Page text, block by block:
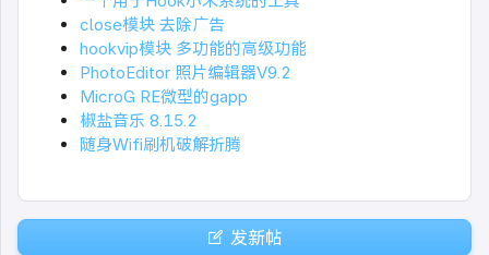
close模块 去除广告
hookvip模块 多功能的高级功能
PhotoEditor 照片编辑器V9.2
MicroG RE微型的gapp
椒盐音乐 8.15.2
随身Wifi刷机破解折腾
发新帖